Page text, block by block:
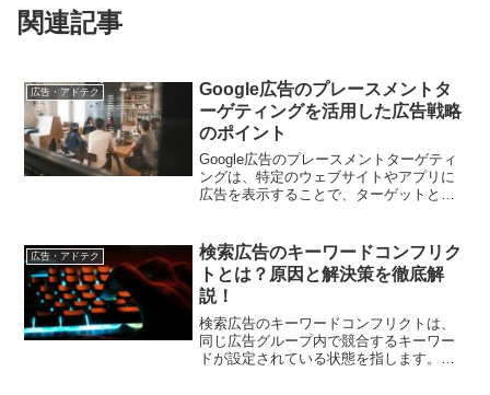
関連記事
広告・アドテク
Google広告のプレースメントタ
ーゲティングを活用した広告戦略
のポイント
Google広告のプレースメントターゲティ
ングは、特定のウェブサイトやアプリに
広告を表示することで、ターゲットとす
ーゲティングを活用した広告戦略のポイ
ントや成功の秘訣について解説します。
広告・アドテク
検索広告のキーワードコンフリク
トとは？原因と解決策を徹底解
説！
検索広告のキーワードコンフリクトは、
同じ広告グループ内で競合するキーワー
ドが設定されている状態を指します。こ